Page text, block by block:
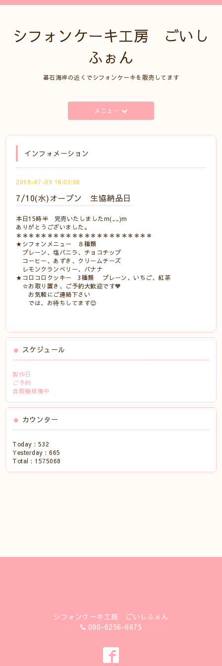
シフォンケーキ工房 ごいし
ふぉん
碁石海岸の近くでシフォンケーキを販売してます
メニュー
インフォメーション
2019-07-09 16:03:00
7/10(水)オープン 生協納品日
本日15時半 完売いたしましたm(__)m
ありがとうございました。
＊＊＊＊＊＊＊＊＊＊＊＊＊＊＊＊＊＊＊＊＊＊
★シフォンメニュー ８種類
プレーン、塩バニラ、チョコチップ
コーヒー、あずき、クリームチーズ
レモンクランベリー、バナナ
★コロコロクッキー 3種類 プレーン、いちご、紅茶
☆お取り置き、ご予約大歓迎です🧡
お気軽にご連絡下さい
では、お待ちしてます😊
スケジュール
製作日
ご予約
自販機稼働中
カウンター
Today :532
Yesterday :665
Total : 1575068
シフォンケーキ工房 ごいしふぉん
090-6256-6875